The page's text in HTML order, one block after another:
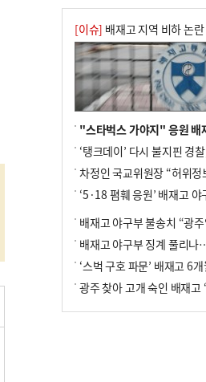
[이슈] 배재고 지역 비하 논란